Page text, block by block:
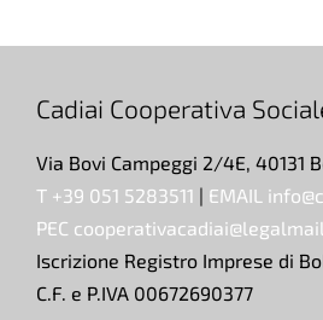
Cadiai Cooperativa
Via Bovi Campeggi 2/4E, 40131
T +39 051 5283511 | EMAIL
PEC
Iscrizione Registro Imprese di
C.F. e P.IVA 00672690377